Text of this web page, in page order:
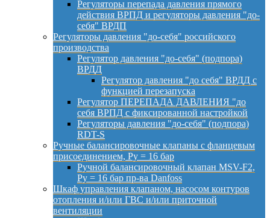
Регуляторы перепада давления прямого
действия ВРПД и регуляторы давления "до-
себя" ВРДП
Регуляторы давления "до-себя" российского
производства
Регулятор давления "до-себя" (подпора)
ВРДД
Регулятор давления "до себя" ВРДД с
функцией перезапуска
Регулятор ПЕРЕПАДА ДАВЛЕНИЯ "до
себя ВРПД с фиксированной настройкой
Регуляторы давления "до-себя" (подпора)
RDT-S
Ручные балансировочные клапаны с фланцевым
присоединением, Py = 16 бар
Ручной балансировочный клапан MSV-F2,
Py = 16 бар пр-ва Danfoss
Шкаф управления клапаном, насосом контуров
отопления и/или ГВС и/или приточной
вентиляции